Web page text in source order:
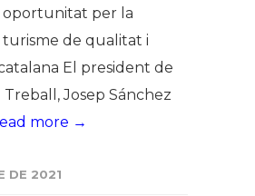
per la
de qualitat i
catalana El president de
Josep Sánchez
more →
DE 2021